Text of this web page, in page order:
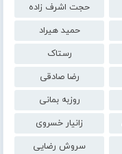
حجت اشرف زاده
حمید هیراد
رستاک
رضا صادقی
روزبه بمانی
زانیار خسروی
سروش رضایی